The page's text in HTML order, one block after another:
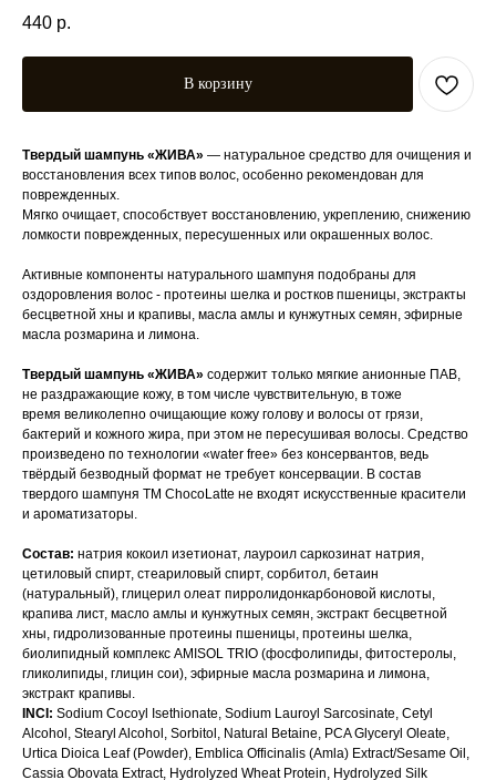
440 р.
В корзину
Твердый шампунь «ЖИВА» — натуральное средство для очищения и
восстановления всех типов волос, особенно рекомендован для
поврежденных.
Мягко очищает, способствует восстановлению, укреплению, снижению
ломкости поврежденных, пересушенных или окрашенных волос.
Активные компоненты натурального шампуня подобраны для
оздоровления волос - протеины шелка и ростков пшеницы, экстракты
бесцветной хны и крапивы, масла амлы и кунжутных семян, эфирные
масла розмарина и лимона.
Твердый шампунь «ЖИВА» содержит только мягкие анионные ПАВ,
не раздражающие кожу, в том числе чувствительную, в тоже
время великолепно очищающие кожу голову и волосы от грязи,
бактерий и кожного жира, при этом не пересушивая волосы. Средство
произведено по технологии «water free» без консервантов, ведь
твёрдый безводный формат не требует консервации. В состав
твердого шампуня ТМ ChocoLatte не входят искусственные красители
и ароматизаторы.
Состав: натрия кокоил изетионат, лауроил саркозинат натрия,
цетиловый спирт, стеариловый спирт, сорбитол, бетаин
(натуральный), глицерил олеат пирролидонкарбоновой кислоты,
крапива лист, масло амлы и кунжутных семян, экстракт бесцветной
хны, гидролизованные протеины пшеницы, протеины шелка,
биолипидный комплекс AMISOL TRIO (фосфолипиды, фитостеролы,
гликолипиды, глицин сои), эфирные масла розмарина и лимона,
экстракт крапивы.
INCI: Sodium Cocoyl Isethionate, Sodium Lauroyl Sarcosinate, Cetyl
Alcohol, Stearyl Alcohol, Sorbitol, Natural Betaine, PCA Glyceryl Oleate,
Urtica Dioica Leaf (Powder), Emblica Officinalis (Amla) Extract/Sesame Oil,
Cassia Obovata Extract, Hydrolyzed Wheat Protein, Hydrolyzed Silk